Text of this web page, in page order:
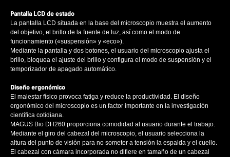
Pantalla LCD de estado
La pantalla LCD situada en la base del microscopio muestra el aumento
del objetivo, el brillo de la fuente de luz, así como el modo de
funcionamiento («suspensión» y «eco»).
Mediante la pantalla y dos botones, el usuario del microscopio ajusta el
brillo, bloquea el ajuste del brillo y configura el modo de suspensión y el
temporizador de apagado automático.
Diseño ergonómico
El malestar físico provoca fatiga y reduce la productividad. El diseño
ergonómico del microscopio es un factor importante en la investigación
científica cotidiana.
MAGUS Bio DH260 proporciona comodidad al usuario durante el trabajo.
Mediante el giro del cabezal del microscopio, el usuario selecciona la
altura del punto de visión para no someter a tensión la espalda y el cuello.
El cabezal con cámara incorporada no difiere en tamaño de un cabezal